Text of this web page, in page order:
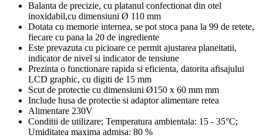
Balanta de precizie, cu platanul confectionat din otel
inoxidabil,cu dimensiuni Ø 110 mm
Dotata cu memorie internea, se pot stoca pana la 99 de retete,
fiecare cu pana la 20 de ingrediente
Este prevazuta cu picioare ce permit ajustarea planeitatii,
indicator de nivel si indicator de tensiune
Prezinta o functionare rapida si eficienta, datorita afisajului
LCD graphic, cu digiti de 15 mm
Scut de protectie cu dimensiuni Ø150 x 60 mm mm
Include husa de protectie si adaptor alimentare retea
Alimentare 230V
Conditii de utilizare; Temperatura ambientala: 15 - 35°C;
Umiditatea maxima admisa: 80 %